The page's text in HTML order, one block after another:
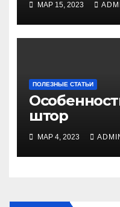
МАР 15, 2023
ПОЛЕЗНЫЕ СТАТЬИ
штор
МАР 4, 2023